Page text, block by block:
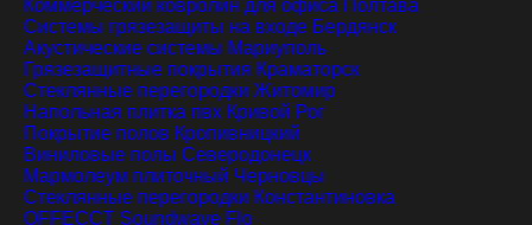
Коммерческий ковролин для офиса Полтава
Системы грязезащиты на входе Бердянск
Акустические системы Мариуполь
Грязезащитные покрытия Краматорск
Стеклянные перегородки Житомир
Напольная плитка пвх Кривой Рог
Покрытие полов Кропивницкий
Виниловые полы Северодонецк
Мармолеум плиточный Черновцы
Стеклянные перегородки Константиновка
OFFECCT Soundwave Flo